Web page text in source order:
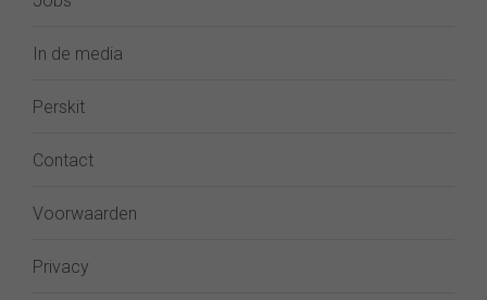
In de media
Perskit
Contact
Voorwaarden
Privacy